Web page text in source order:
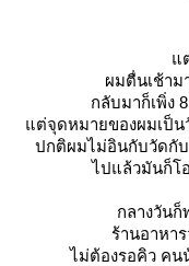
ต่
ผมตื่นเช้าม
กลับมาก็เพิ่ง
ต่จุดหมายของผมเป็น
ปกติผมไม่อินกับวัดกับ
ไปแล้วมันก็โ
กลางวัน
ร้านอาหา
ไม่ต้องรอคิว คน